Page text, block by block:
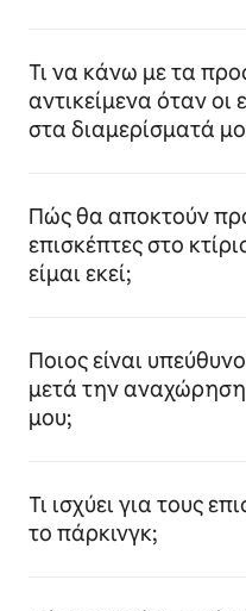
Τι να κάνω με τα
αντικείμενα όταν οι
στα διαμερίσματά
Πώς θα αποκτούν
επισκέπτες στο
είμαι εκεί;
Ποιος είναι
μετά την
μου;
Τι ισχύει για τους
το πάρκινγκ;